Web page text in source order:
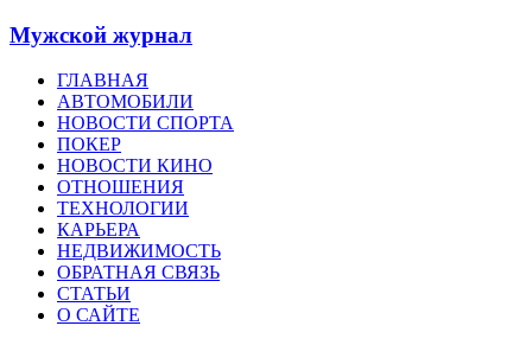
Мужской журнал
ГЛАВНАЯ
АВТОМОБИЛИ
НОВОСТИ СПОРТА
ПОКЕР
НОВОСТИ КИНО
ОТНОШЕНИЯ
ТЕХНОЛОГИИ
КАРЬЕРА
НЕДВИЖИМОСТЬ
ОБРАТНАЯ СВЯЗЬ
СТАТЬИ
О САЙТЕ